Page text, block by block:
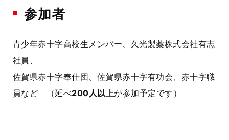
参加者
青少年赤十字高校生メンバー、久光製薬株式会社有志
社員、
佐賀県赤十字奉仕団、佐賀県赤十字有功会、赤十字職
員など （延べ200人以上が参加予定です）